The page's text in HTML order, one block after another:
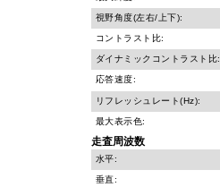
視野角度(左右/上下):
コントラスト比:
ダイナミックコントラスト比:
応答速度:
リフレッシュレート(Hz):
最大表示色:
走査周波数
水平:
垂直: